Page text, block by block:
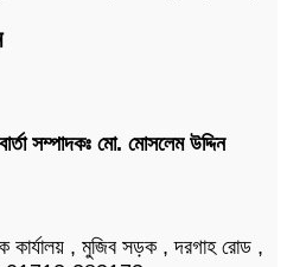
সম্পাদকঃ মো. মোসলেম উদ্দিন
কার্যালয় , মুজিব সড়ক , দরগাহ রোড ,